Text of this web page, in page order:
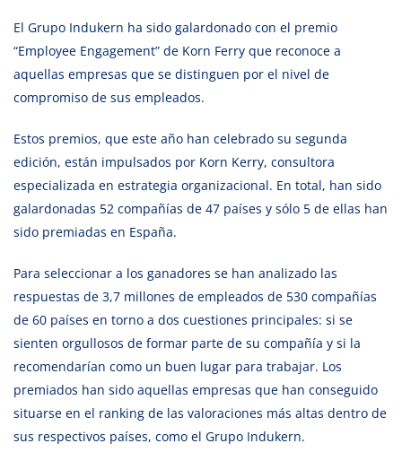
El Grupo Indukern ha sido galardonado con el premio
“Employee Engagement” de Korn Ferry que reconoce a
aquellas empresas que se distinguen por el nivel de
compromiso de sus empleados.
Estos premios, que este año han celebrado su segunda
edición, están impulsados por Korn Kerry, consultora
especializada en estrategia organizacional. En total, han sido
galardonadas 52 compañías de 47 países y sólo 5 de ellas han
sido premiadas en España.
Para seleccionar a los ganadores se han analizado las
respuestas de 3,7 millones de empleados de 530 compañías
de 60 países en torno a dos cuestiones principales: si se
sienten orgullosos de formar parte de su compañía y si la
recomendarían como un buen lugar para trabajar. Los
premiados han sido aquellas empresas que han conseguido
situarse en el ranking de las valoraciones más altas dentro de
sus respectivos países, como el Grupo Indukern.